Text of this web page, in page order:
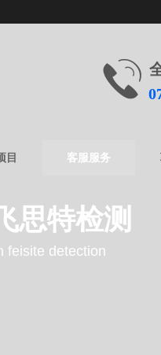
目 客服服务
思特检测
feisite detection